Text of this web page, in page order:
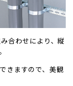
合わせにより、縦
きますので、美観